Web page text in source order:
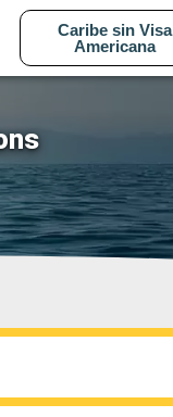
Caribe sin Visa
Americana